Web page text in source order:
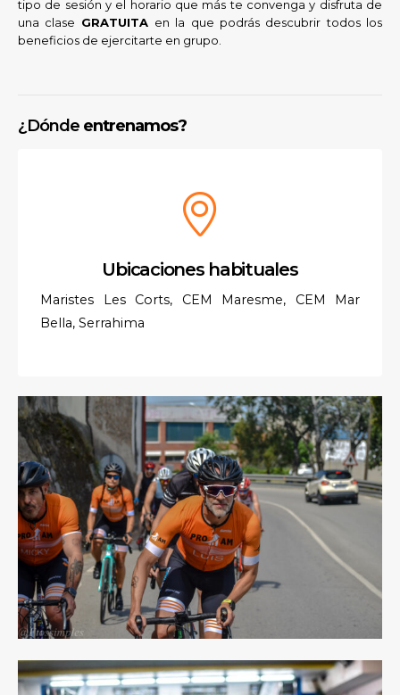
tipo de sesión y el horario que más te convenga y disfruta de
una clase GRATUITA en la que podrás descubrir todos los
beneficios de ejercitarte en grupo.
¿Dónde entrenamos?
Ubicaciones habituales
Maristes Les Corts, CEM Maresme, CEM Mar
Bella, Serrahima